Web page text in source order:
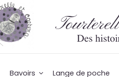
Bavoirs Lange de poche